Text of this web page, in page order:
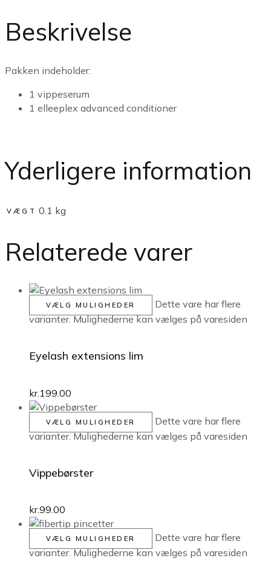
Beskrivelse
Pakken indeholder:
1 vippeserum
1 elleeplex advanced conditioner
Yderligere information
VÆGT 0.1 kg
Relaterede varer
VÆLG MULIGHEDER
Dette vare har flere
varianter. Mulighederne kan vælges på varesiden
Eyelash extensions lim
kr. 199.00
VÆLG MULIGHEDER
Dette vare har flere
varianter. Mulighederne kan vælges på varesiden
Vippebørster
kr.99.00
VÆLG MULIGHEDER
Dette vare har flere
varianter. Mulighederne kan vælges på varesiden